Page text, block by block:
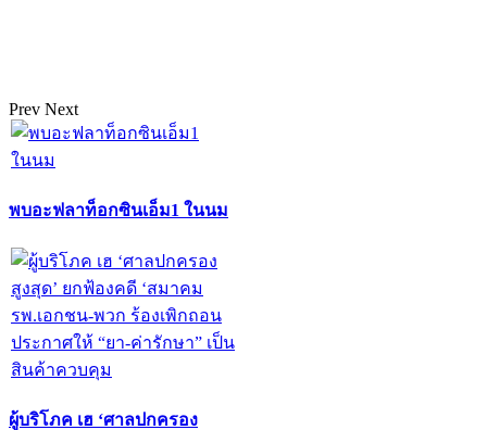
Prev Next
พบอะฟลาท็อกซินเอ็ม1 ในนม
ผู้บริโภค เฮ ‘ศาลปกครอง